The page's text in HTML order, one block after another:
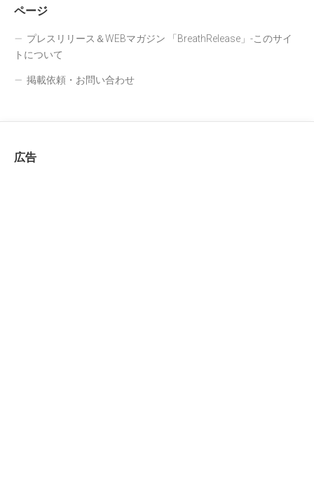
ページ
プレスリリース＆WEBマガジン 「BreathRelease」-このサイ
トについて
掲載依頼・お問い合わせ
広告